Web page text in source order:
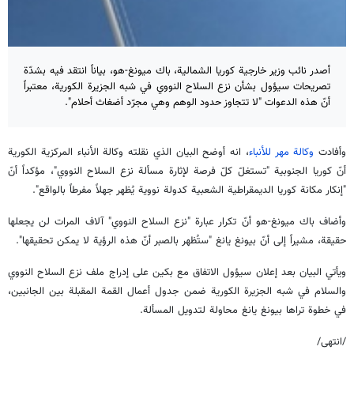
أصدر نائب وزير خارجية كوريا الشمالية، باك ميونغ-هو، بياناً انتقد فيه بشدّة
تصريحات سيؤول بشأن نزع السلاح النووي في شبه الجزيرة الكورية، معتبراً
أنّ هذه الدعوات "لا تتجاوز حدود الوهم وهي مجرّد أضغاث أحلام".
وأفادت وكالة مهر للأنباء، انه أوضح البيان الذي نقلته وكالة الأنباء المركزية الكورية
أنّ كوريا الجنوبية "تستغلّ كلّ فرصة لإثارة مسألة نزع السلاح النووي"، مؤكداً أنّ
"إنكار مكانة كوريا الديمقراطية الشعبية كدولة نووية يُظهر جهلاً مفرطاً بالواقع".
وأضاف باك ميونغ-هو أنّ تكرار عبارة "نزع السلاح النووي" آلاف المرات لن يجعلها
حقيقة، مشيراً إلى أنّ بيونغ يانغ "ستُظهر بالصبر أنّ هذه الرؤية لا يمكن تحقيقها".
ويأتي البيان بعد إعلان سيؤول الاتفاق مع بكين على إدراج ملف نزع السلاح النووي
والسلام في شبه الجزيرة الكورية ضمن جدول أعمال القمة المقبلة بين الجانبين،
في خطوة تراها بيونغ يانغ محاولة لتدويل المسألة.
/انتهى/